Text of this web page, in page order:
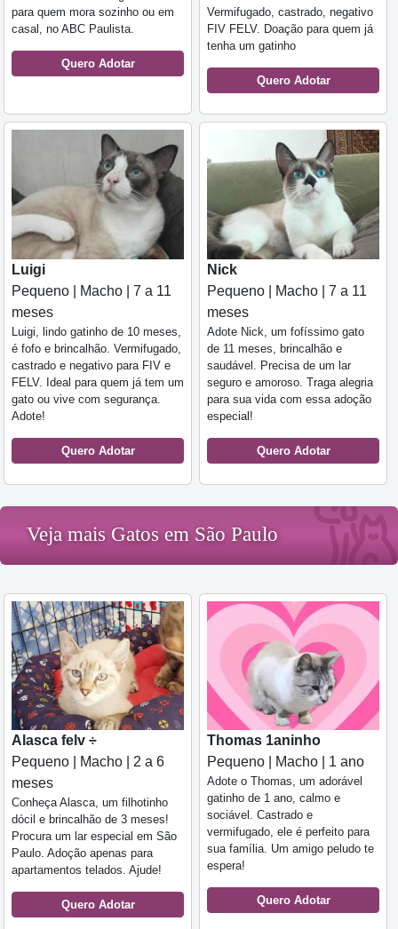
para quem mora sozinho ou em
casal, no ABC Paulista.
Quero Adotar
Vermifugado, castrado, negativo
FIV FELV. Doação para quem já
tenha um gatinho
Quero Adotar
Luigi
Pequeno | Macho | 7 a 11
meses
Luigi, lindo gatinho de 10 meses,
é fofo e brincalhão. Vermifugado,
castrado e negativo para FIV e
FELV. Ideal para quem já tem um
gato ou vive com segurança.
Adote!
Quero Adotar
Nick
Pequeno | Macho | 7 a 11
meses
Adote Nick, um fofíssimo gato
de 11 meses, brincalhão e
saudável. Precisa de um lar
seguro e amoroso. Traga alegria
para sua vida com essa adoção
especial!
Quero Adotar
Veja mais Gatos em São Paulo
Alasca felv ÷
Pequeno | Macho | 2 a 6
meses
Conheça Alasca, um filhotinho
dócil e brincalhão de 3 meses!
Procura um lar especial em São
Paulo. Adoção apenas para
apartamentos telados. Ajude!
Quero Adotar
Thomas 1aninho
Pequeno | Macho | 1 ano
Adote o Thomas, um adorável
gatinho de 1 ano, calmo e
sociável. Castrado e
vermifugado, ele é perfeito para
sua família. Um amigo peludo te
espera!
Quero Adotar